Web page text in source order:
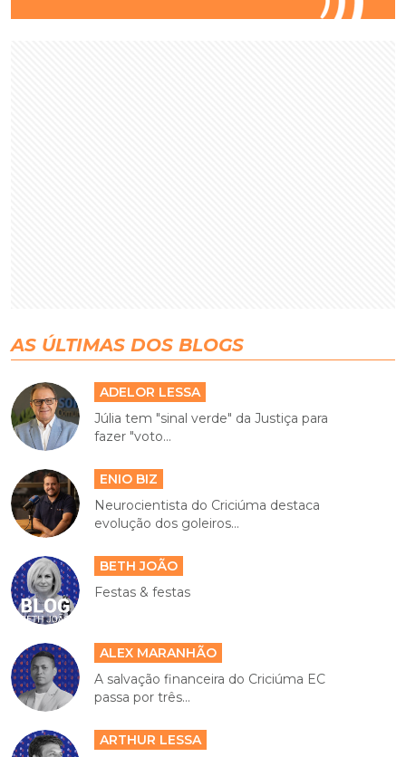
AS ÚLTIMAS DOS BLOGS
ADELOR LESSA
Júlia tem "sinal verde" da Justiça para
fazer "voto...
ENIO BIZ
Neurocientista do Criciúma destaca
evolução dos goleiros...
BETH JOÃO
Festas & festas
ALEX MARANHÃO
A salvação financeira do Criciúma EC
passa por três...
ARTHUR LESSA